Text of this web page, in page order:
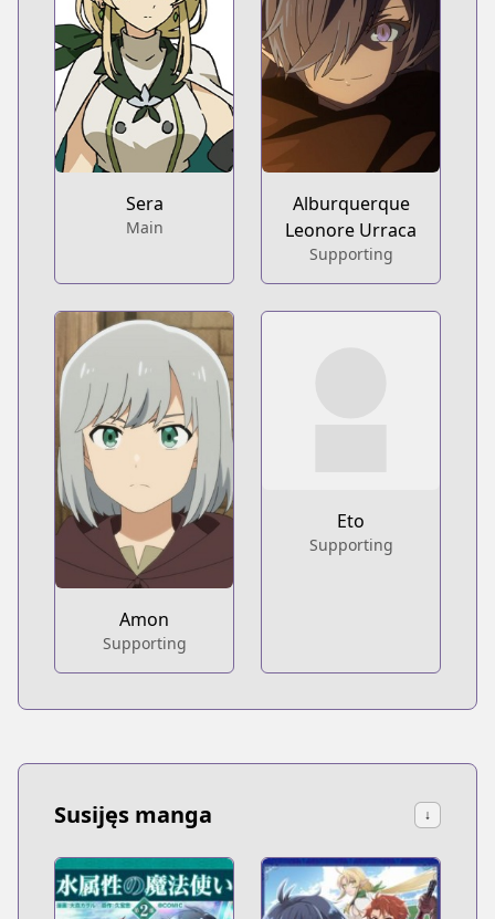
Sera
Main
Alburquerque
Leonore Urraca
Supporting
Amon
Supporting
Eto
Supporting
Susijęs manga ↓